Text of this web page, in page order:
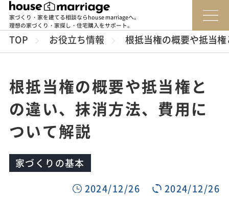
家づくり・家を建てる相談ならhouse marriageへ。
理想の家づくり・家探し・住宅購入をサポート。
TOP お役立ち情報 根抵当権の概要や抵当
根抵当権の概要や抵当権と
の違い、抹消方法、費用に
ついて解説
家づくりの基本
2024/12/26
2024/12/26